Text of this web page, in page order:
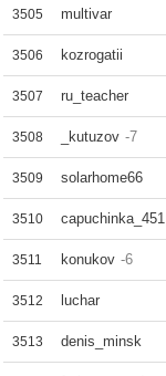
3505 multivar
3506 kozrogatii
3507 ru_teacher
3508 _kutuzov -7
3509 solarhome66
3510 capuchinka_451
3511 konukov -6
3512 luchar
3513 denis_minsk